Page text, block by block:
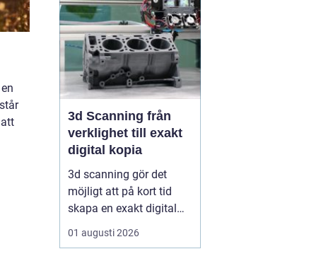
också i kroppen. I den
sökn...
3d Scanning från
verklighet till exakt
digital kopia
3d scanning gör det
möjligt att på kort tid
skapa en exakt digital
kopia av nästan vad
som helst: en liten detalj,
01 augusti 2026